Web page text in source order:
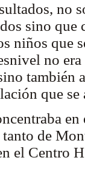
no
sino que
niños que
no
también
que se
tanto de
el Centro